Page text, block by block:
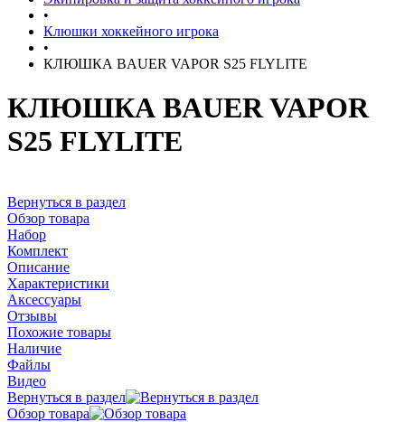
•
Клюшки хоккейного игрока
•
КЛЮШКА BAUER VAPOR S25 FLYLITE
КЛЮШКА BAUER VAPOR
S25 FLYLITE
Вернуться в раздел
Обзор товара
Набор
Комплект
Описание
Характеристики
Аксессуары
Отзывы
Похожие товары
Наличие
Файлы
Видео
Вернуться в раздел
Обзор товара